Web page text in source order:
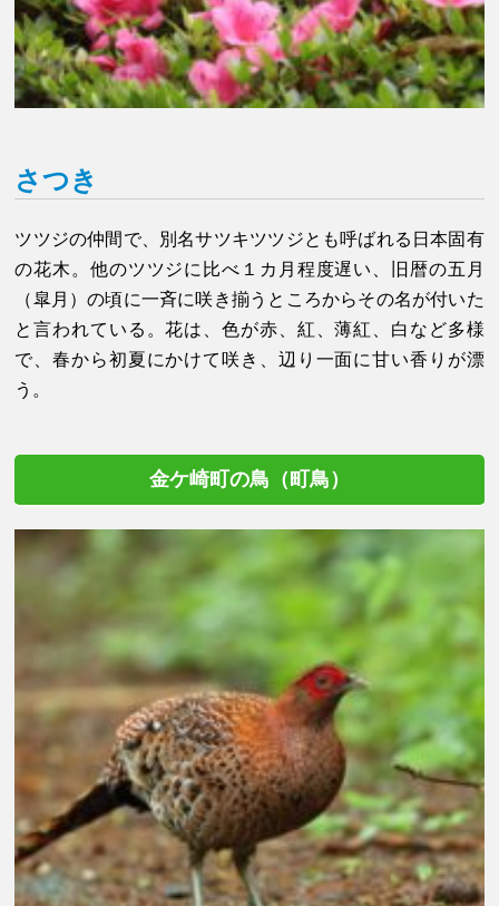
さつき
ツツジの仲間で、別名サツキツツジとも呼ばれる日本固有
の花木。他のツツジに比べ１カ月程度遅い、旧暦の五月
（皐月）の頃に一斉に咲き揃うところからその名が付いた
と言われている。花は、色が赤、紅、薄紅、白など多様
で、春から初夏にかけて咲き、辺り一面に甘い香りが漂
う。
金ケ崎町の鳥（町鳥）